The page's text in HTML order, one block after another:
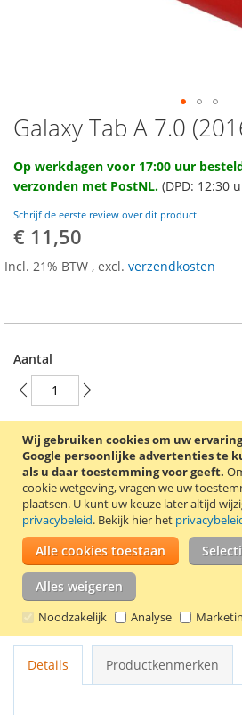
Wij gebruiken cookies om uw
Google persoonlijke advertenties te
als u daar toestemming voor geeft.
cookie wetgeving, vragen we uw
plaatsen. U kunt uw keuze later altijd
privacybeleid. Bekijk hier het
Alle cookies toestaan
Alles weigeren
Noodzakelijk Analyse
Ga
naar
het
begin
van
de
afbeeldingen-
gallerij
Galaxy Tab A 7.0
Op werkdagen voor 17:00 uur
verzonden met PostNL. (DPD: 12:30
Schrijf de eerste review over dit product
€ 11,50
Incl. 21% BTW , excl. verzendkosten
Aantal
In
VOEG TOE AAN
TOEVOEGEN OM TE
Stijlvolle 360° draaibare tablethoes
Tab A 7.0 (2016) tablet. Kleur: rood.
Details Productkenmerken